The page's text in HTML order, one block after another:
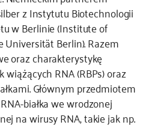
z Instytutu Biotechnologii
w Berlinie (Institute of
Berlin). Razem
oraz charakterystykę
RNA (RBPs) oraz
Głównym przedmiotem
białka we wrodzonej
na wirusy RNA, takie jak np.